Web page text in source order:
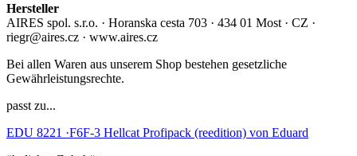
Hersteller
AIRES spol. s.r.o. · Horanska cesta 703 · 434 01 Most · CZ ·
riegr@aires.cz · www.aires.cz
Bei allen Waren aus unserem Shop bestehen gesetzliche
Gewährleistungsrechte.
passt zu...
EDU 8221 ·F6F-3 Hellcat Profipack (reedition) von Eduard